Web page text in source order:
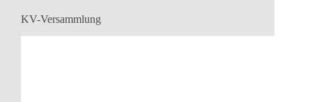
KV-Versammlung